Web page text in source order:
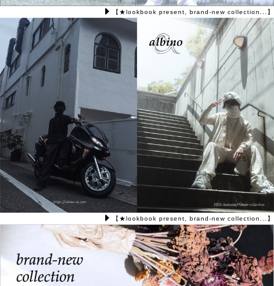
【★lookbook present, brand-new collection...】
【★lookbook present, brand-new collection...】